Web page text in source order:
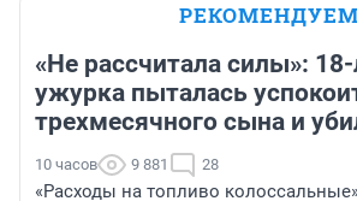
РЕКОМЕНДУЕМ
«Не рассчитала силы»:
ужурка пыталась
трехмесячного сына и
10 часов 9 881 28
«Расходы на топливо